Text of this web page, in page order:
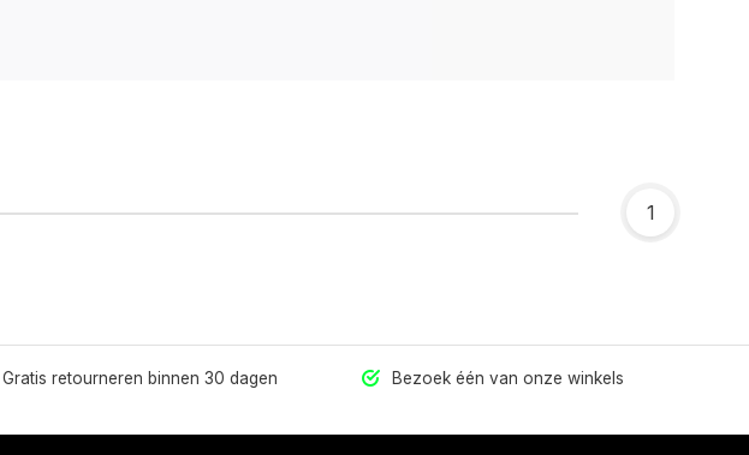
1
Gratis retourneren binnen 30 dagen Bezoek één van onze winkels